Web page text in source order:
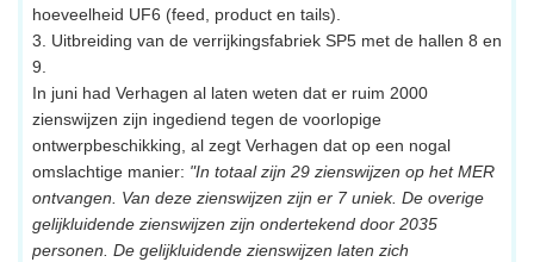
hoeveelheid UF6 (feed, product en tails).
3. Uitbreiding van de verrijkingsfabriek SP5 met de hallen 8 en
9.
In juni had Verhagen al laten weten dat er ruim 2000
zienswijzen zijn ingediend tegen de voorlopige
ontwerpbeschikking, al zegt Verhagen dat op een nogal
omslachtige manier: "In totaal zijn 29 zienswijzen op het MER
ontvangen. Van deze zienswijzen zijn er 7 uniek. De overige
gelijkluidende zienswijzen zijn ondertekend door 2035
personen. De gelijkluidende zienswijzen laten zich